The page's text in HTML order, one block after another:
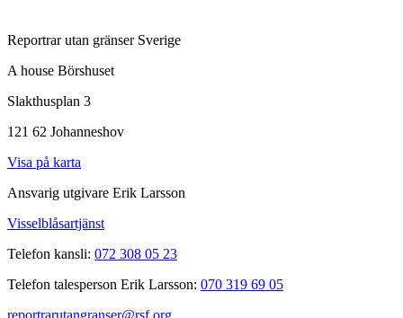
Reportrar utan gränser Sverige
A house Börshuset
Slakthusplan 3
121 62 Johanneshov
Visa på karta
Ansvarig utgivare Erik Larsson
Visselblåsartjänst
Telefon kansli: 072 308 05 23
Telefon talesperson Erik Larsson: 070 319 69 05
reportrarutangranser@rsf.org